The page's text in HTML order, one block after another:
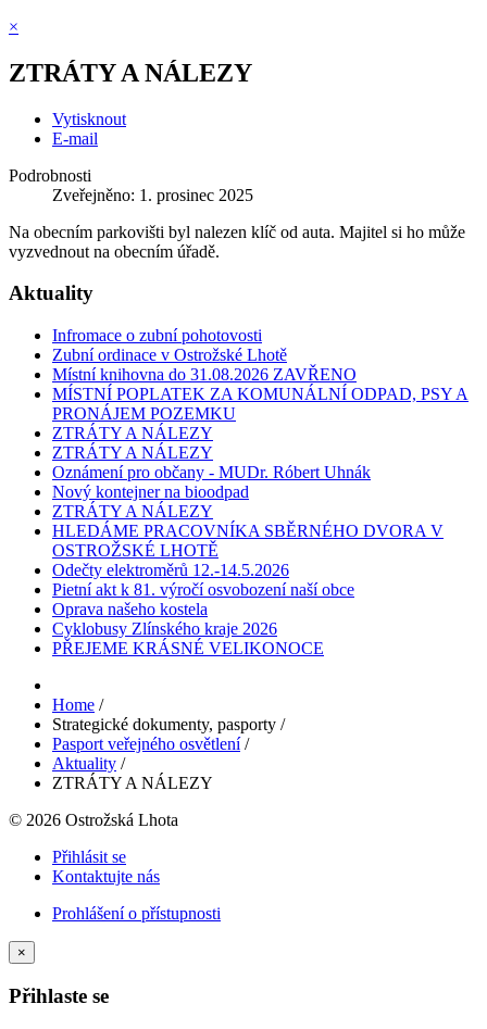
×
ZTRÁTY A NÁLEZY
Vytisknout
E-mail
Podrobnosti
Zveřejněno: 1. prosinec 2025
Na obecním parkovišti byl nalezen klíč od auta. Majitel si ho může
vyzvednout na obecním úřadě.
Aktuality
Infromace o zubní pohotovosti
Zubní ordinace v Ostrožské Lhotě
Místní knihovna do 31.08.2026 ZAVŘENO
MÍSTNÍ POPLATEK ZA KOMUNÁLNÍ ODPAD, PSY A
PRONÁJEM POZEMKU
ZTRÁTY A NÁLEZY
ZTRÁTY A NÁLEZY
Oznámení pro občany - MUDr. Róbert Uhnák
Nový kontejner na bioodpad
ZTRÁTY A NÁLEZY
HLEDÁME PRACOVNÍKA SBĚRNÉHO DVORA V
OSTROŽSKÉ LHOTĚ
Odečty elektroměrů 12.-14.5.2026
Pietní akt k 81. výročí osvobození naší obce
Oprava našeho kostela
Cyklobusy Zlínského kraje 2026
PŘEJEME KRÁSNÉ VELIKONOCE
Home /
Strategické dokumenty, pasporty /
Pasport veřejného osvětlení /
Aktuality /
ZTRÁTY A NÁLEZY
© 2026 Ostrožská Lhota
Přihlásit se
Kontaktujte nás
Prohlášení o přístupnosti
×
Přihlaste se